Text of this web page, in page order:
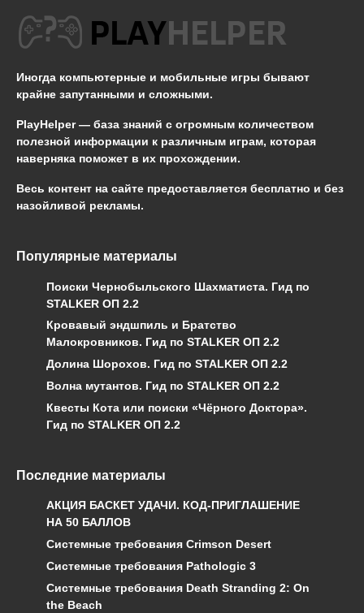
Иногда компьютерные и мобильные игры бывают
крайне запутанными и сложными.
PlayHelper — база знаний с огромным количеством
полезной информации к различным играм, которая
наверняка поможет в их прохождении.
Весь контент на сайте предоставляется бесплатно и без
назойливой рекламы.
Популярные материалы
Поиски Чернобыльского Шахматиста. Гид по
STALKER ОП 2.2
Кровавый эндшпиль и Братство
Малокровников. Гид по STALKER ОП 2.2
Долина Шорохов. Гид по STALKER ОП 2.2
Волна мутантов. Гид по STALKER ОП 2.2
Квесты Кота или поиски «Чёрного Доктора».
Гид по STALKER ОП 2.2
Последние материалы
АКЦИЯ БАСКЕТ УДАЧИ. КОД-ПРИГЛАШЕНИЕ
НА 50 БАЛЛОВ
Системные требования Crimson Desert
Системные требования Pathologic 3
Системные требования Death Stranding 2: On
the Beach